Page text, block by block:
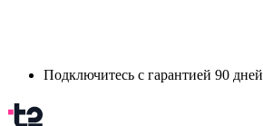
Подключитесь с гарантией 90 дней